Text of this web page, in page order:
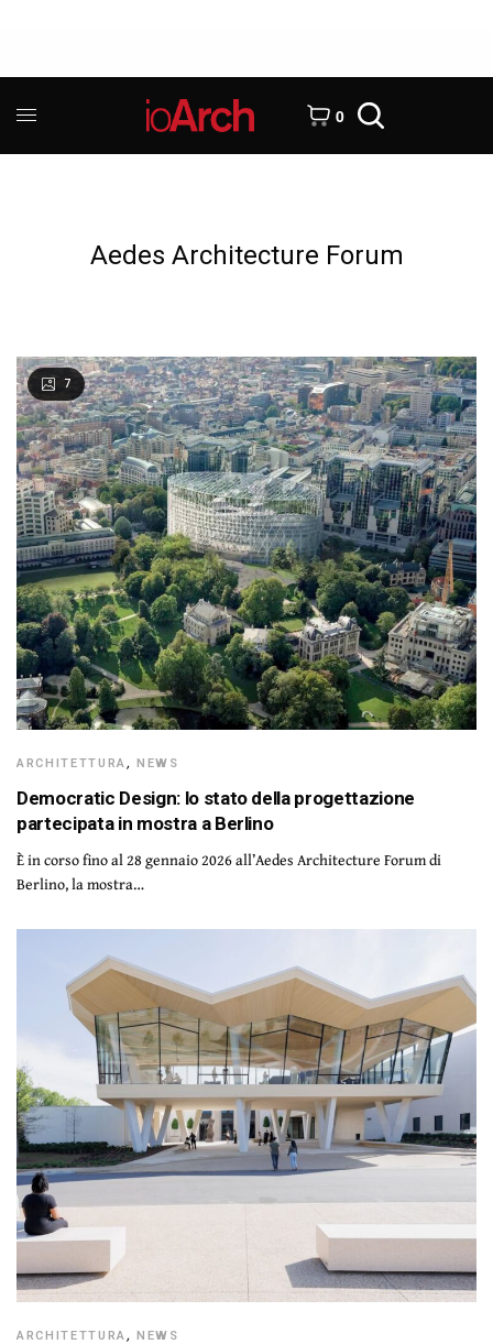
0
Aedes Architecture Forum
7
ARCHITETTURA,NEWS
Democratic Design: lo stato della progettazione
partecipata in mostra a Berlino
È in corso fino al 28 gennaio 2026 all’Aedes Architecture Forum di
Berlino, la mostra…
ARCHITETTURA,NEWS